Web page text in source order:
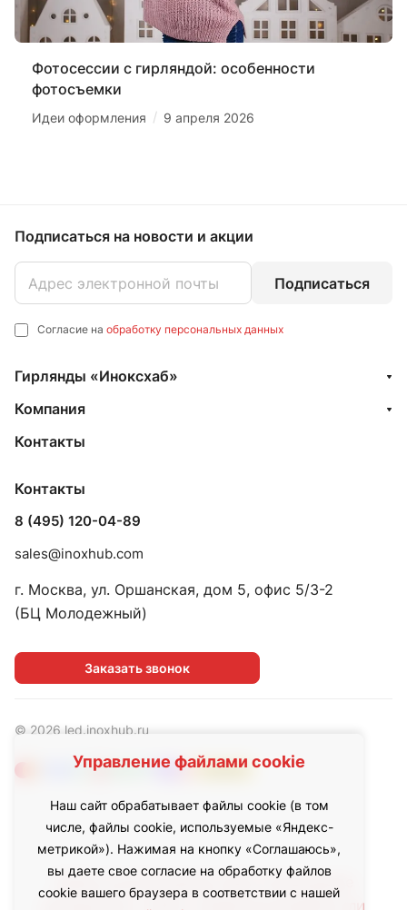
Управление файлами cookie
Наш сайт обрабатывает файлы cookie (в том
числе, файлы cookie, используемые «Яндекс-
метрикой»). Нажимая на кнопку «Соглашаюсь»,
вы даете свое согласие на обработку файлов
cookie вашего браузера в соответствии с нашей
Фотосессии с гирляндой: особенности
фотосъемки
Идеи оформления / 9 апреля 2026
Подписаться на новости и акции
Подписаться
Согласие на обработку персональных данных
Гирлянды «Иноксхаб»
Компания
Контакты
Контакты
8 (495) 120-04-89
sales@inoxhub.com
г. Москва, ул. Оршанская, дом 5, офис 5/3-2
(БЦ Молодежный)
Заказать звонок
© 2026 led.inoxhub.ru
Любое использование либо копирование
материалов с сайта, элементов дизайна или